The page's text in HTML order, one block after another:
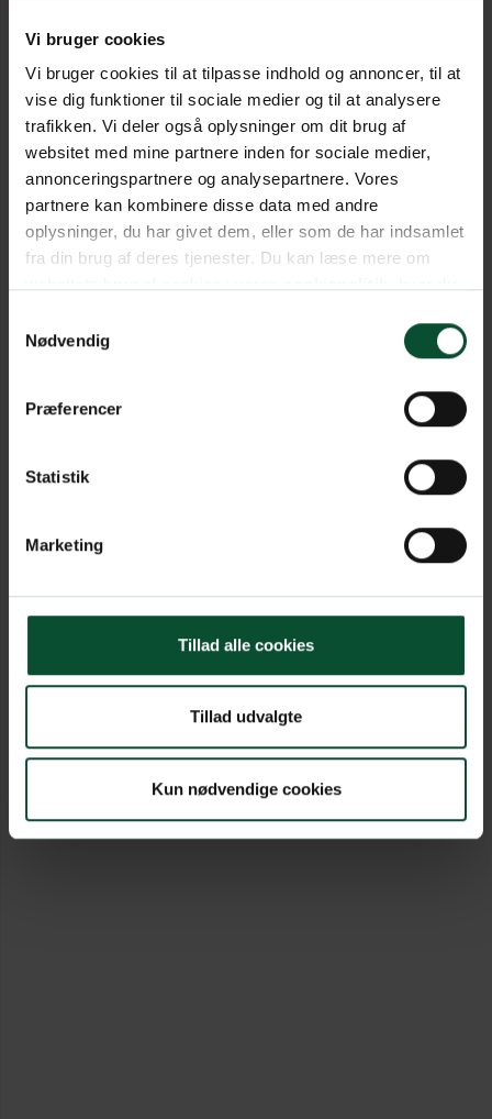
Vi bruger cookies
Vi bruger cookies til at tilpasse indhold og annoncer, til at
vise dig funktioner til sociale medier og til at analysere
trafikken. Vi deler også oplysninger om dit brug af
websitet med mine partnere inden for sociale medier,
annonceringspartnere og analysepartnere. Vores
partnere kan kombinere disse data med andre
oplysninger, du har givet dem, eller som de har indsamlet
fra din brug af deres tjenester. Du kan læse mere om
Nødvendig
Præferencer
Statistik
Marketing
Tillad alle cookies
Tillad udvalgte
Kun nødvendige cookies